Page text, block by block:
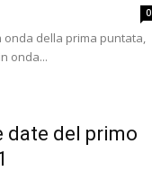
0
onda della prima puntata,
onda...
date del primo